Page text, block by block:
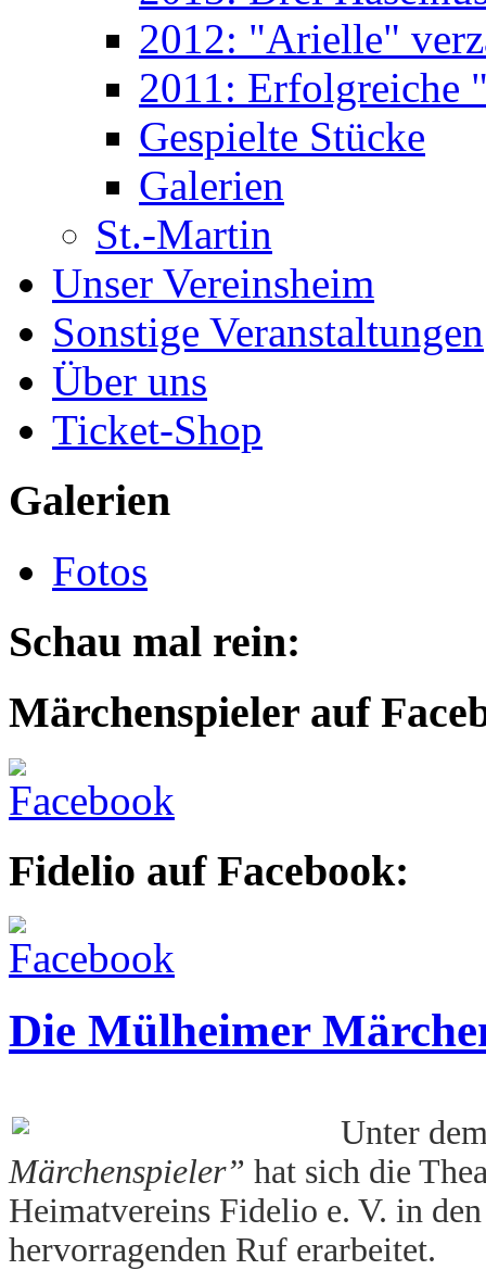
2012: "Arielle"
2011: Erfolgreiche
Gespielte Stücke
Galerien
St.-Martin
Unser Vereinsheim
Sonstige Veranstaltungen
Über uns
Ticket-Shop
Galerien
Fotos
Schau mal rein:
Märchenspieler auf
Fidelio auf Facebook:
Die Mülheimer
Unter
Märchenspieler” hat sich die
Heimatvereins Fidelio e. V. in
hervorragenden Ruf erarbeitet.